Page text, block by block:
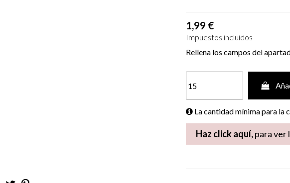
1,99 €
Impuestos incluidos
Rellena los campos del
La cantidad mínima para la
Haz click aquí,para ver